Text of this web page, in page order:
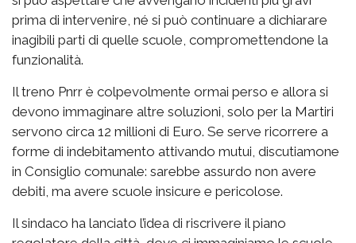
prima di intervenire, né si può continuare a dichiarare
inagibili parti di quelle scuole, compromettendone la
funzionalità.
Il treno Pnrr è colpevolmente ormai perso e allora si
devono immaginare altre soluzioni, solo per la Martiri
servono circa 12 millioni di Euro. Se serve ricorrere a
forme di indebitamento attivando mutui, discutiamone
in Consiglio comunale: sarebbe assurdo non avere
debiti, ma avere scuole insicure e pericolose.
Il sindaco ha lanciato l’idea di riscrivere il piano